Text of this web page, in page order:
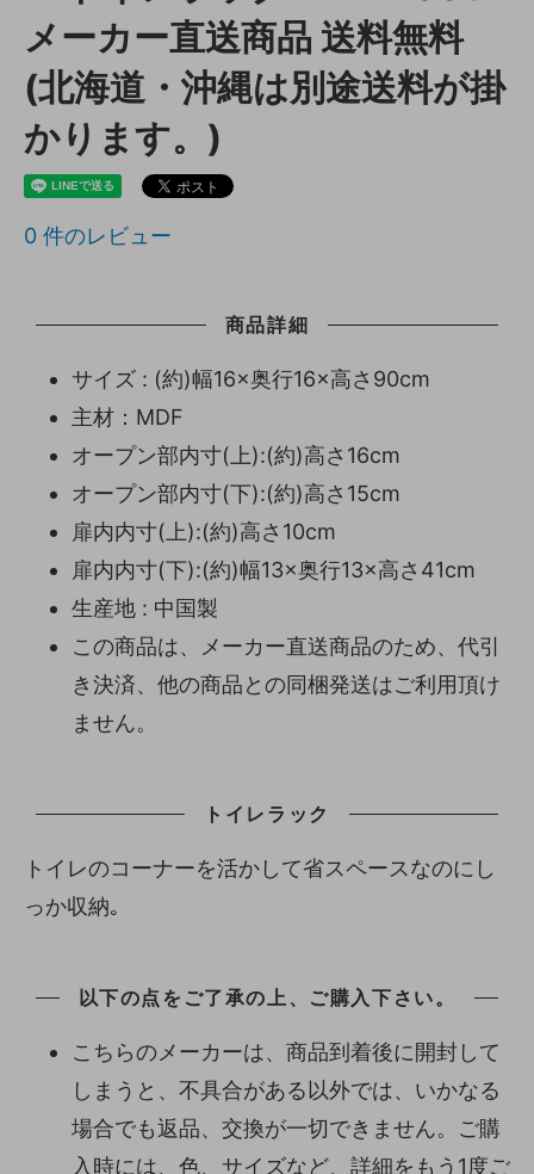
メーカー直送商品 送料無料
(北海道・沖縄は別途送料が掛
かります。)
0 件のレビュー
商品詳細
サイズ : (約)幅16×奥行16×高さ90cm
主材：MDF
オープン部内寸(上):(約)高さ16cm
オープン部内寸(下):(約)高さ15cm
扉内内寸(上):(約)高さ10cm
扉内内寸(下):(約)幅13×奥行13×高さ41cm
生産地 : 中国製
この商品は、メーカー直送商品のため、代引
き決済、他の商品との同梱発送はご利用頂け
ません。
トイレラック
トイレのコーナーを活かして省スペースなのにし
っか収納｡
以下の点をご了承の上、ご購入下さい。
こちらのメーカーは、商品到着後に開封して
しまうと、不具合がある以外では、いかなる
場合でも返品、交換が一切できません。ご購
入時には、色、サイズなど、詳細をもう1度ご